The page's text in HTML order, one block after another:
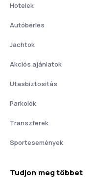
Hotelek
Autóbérlés
Jachtok
Akciós ajánlatok
Utasbiztositás
Parkolók
Transzferek
Sportesemények
Tudjon meg többet